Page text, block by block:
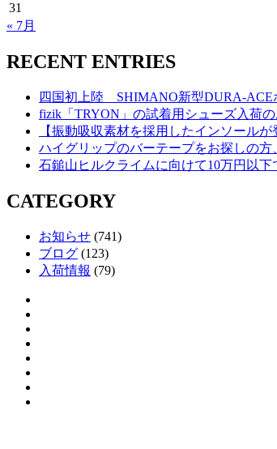
31
« 7月
RECENT ENTRIES
四国初上陸 SHIMANO新型DURA-ACE
fizik「TRYON」の試着用シューズ入荷
【振動吸収素材を採用したインソールが
ハイグリップのバーテープをお探しの方
石鎚山ヒルクライムに向けて10万円以
CATEGORY
お知らせ (741)
ブログ (123)
入荷情報 (79)